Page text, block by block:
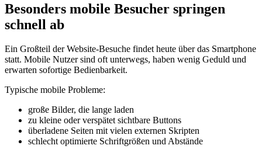
Besonders mobile Besucher springen
schnell ab
Ein Großteil der Website-Besuche findet heute über das Smartphone
statt. Mobile Nutzer sind oft unterwegs, haben wenig Geduld und
erwarten sofortige Bedienbarkeit.
Typische mobile Probleme:
große Bilder, die lange laden
zu kleine oder verspätet sichtbare Buttons
überladene Seiten mit vielen externen Skripten
schlecht optimierte Schriftgrößen und Abstände